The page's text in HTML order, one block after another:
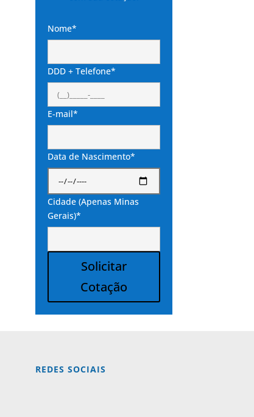
Nome*
DDD + Telefone*
E-mail*
Data de Nascimento*
Cidade (Apenas Minas
Gerais)*
Solicitar
Cotação
REDES SOCIAIS